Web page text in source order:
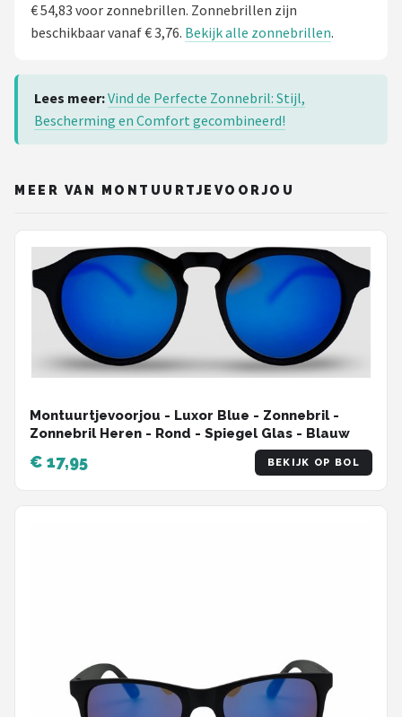
€ 54,83 voor zonnebrillen. Zonnebrillen zijn
beschikbaar vanaf € 3,76. Bekijk alle zonnebrillen.
Lees meer:Vind de Perfecte Zonnebril: Stijl,
Bescherming en Comfort gecombineerd!
MEER VAN MONTUURTJEVOORJOU
Montuurtjevoorjou - Luxor Blue - Zonnebril -
Zonnebril Heren - Rond - Spiegel Glas - Blauw
€ 17,95 BEKIJK OP BOL